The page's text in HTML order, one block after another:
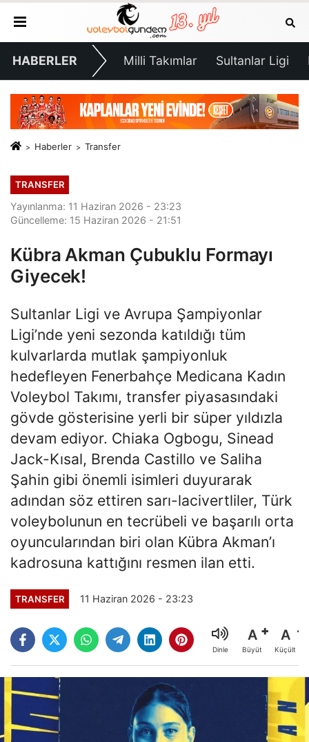
HABERLER Milli Takımlar Sultanlar Ligi
Haberler Transfer
TRANSFER
Yayınlanma: 11 Haziran 2026 - 23:23
Güncelleme: 15 Haziran 2026 - 21:51
Kübra Akman Çubuklu Formayı
Giyecek!
Sultanlar Ligi ve Avrupa Şampiyonlar
Ligi’nde yeni sezonda katıldığı tüm
kulvarlarda mutlak şampiyonluk
hedefleyen Fenerbahçe Medicana Kadın
Voleybol Takımı, transfer piyasasındaki
gövde gösterisine yerli bir süper yıldızla
devam ediyor. Chiaka Ogbogu, Sinead
Jack-Kısal, Brenda Castillo ve Saliha
Şahin gibi önemli isimleri duyurarak
adından söz ettiren sarı-lacivertliler, Türk
voleybolunun en tecrübeli ve başarılı orta
oyuncularından biri olan Kübra Akman’ı
kadrosuna kattığını resmen ilan etti.
TRANSFER 11 Haziran 2026 - 23:23
Dinle
A
Büyüt
A
Küçült